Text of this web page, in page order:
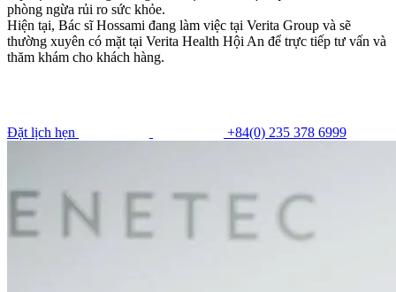
phòng ngừa rủi ro sức khỏe.
Hiện tại, Bác sĩ Hossami đang làm việc tại Verita Group và sẽ
thường xuyên có mặt tại Verita Health Hội An để trực tiếp tư vấn và
thăm khám cho khách hàng.
Đặt lịch hẹn +84(0) 235 378 6999